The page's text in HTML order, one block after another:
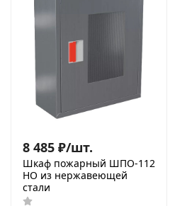
8 485 ₽/шт.
Шкаф пожарный ШПО-112
НО из нержавеющей
стали